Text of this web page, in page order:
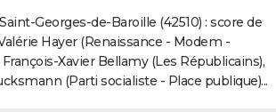
Georges-de-Baroille (42510) : score de
Hayer (Renaissance - Modem -
Xavier Bellamy (Les Républicains),
(Parti socialiste - Place publique)...